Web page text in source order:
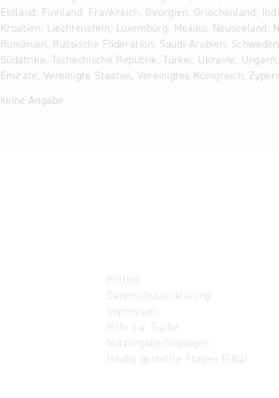
Estland, Finnland, Frankreich, Georgien, Griechenland,
Kroatien, Liechtenstein, Luxemburg, Mexiko,
Rumänien, Russische Föderation, Saudi-Arabien,
Südafrika, Tschechische Republik, Türkei, Ukraine,
Emirate, Vereinigte Staaten, Vereinigtes Königreich,
keine Angabe
Hotline
Datenschutzerklärung
Impressum
Hilfe zur Suche
Nutzungsbedingungen
Häufig gestellte Fragen (FAQ)